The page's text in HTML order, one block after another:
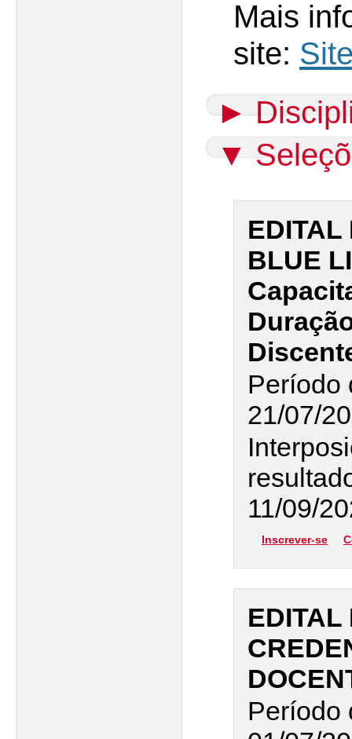
Mais
site:
►
▼
EDITAL
BLUE
Período
21/07/
11/09/
Inscrever-se
EDITAL
Período